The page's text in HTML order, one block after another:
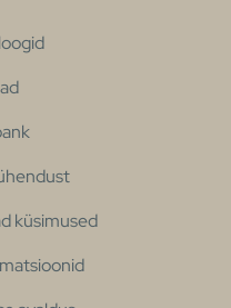
küsimused